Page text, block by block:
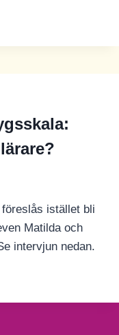
istället bli
Matilda och
intervjun nedan.